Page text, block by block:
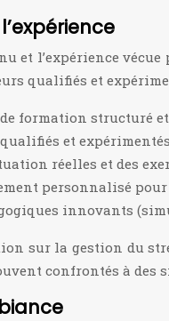
et l’expérience
qualifiés et
formation structuré
et
réelles et des
personnalisé
innovants
sur la gestion du
confrontés à des